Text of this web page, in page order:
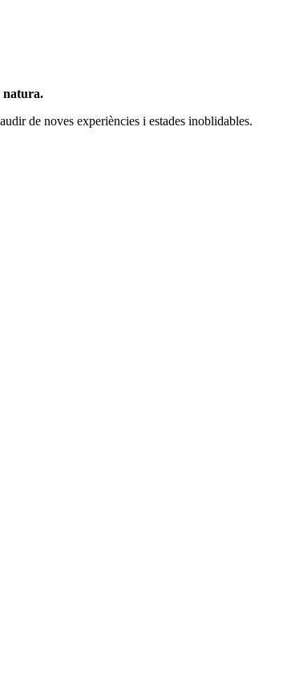
natura.
de noves experiències i estades inoblidables.